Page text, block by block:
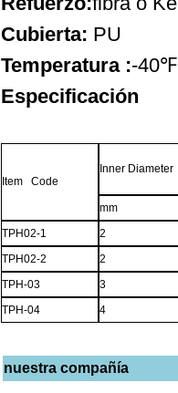
Cubierta: PU
Temperatura :-
Especificación
Item Code
Inner Diameter
mm
TPH02-1
2
TPH02-2
2
TPH-03
3
TPH-04
4
nuestra compañía